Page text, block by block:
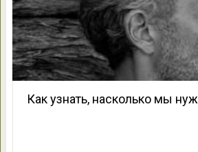
Как узнать, насколько мы